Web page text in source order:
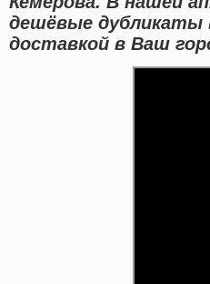
дешёвые дубликаты
доставкой в Ваш